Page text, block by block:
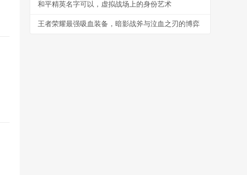
和平精英名字可以，虚拟战场上的身份艺术
王者荣耀最强吸血装备，暗影战斧与泣血之刃的博弈